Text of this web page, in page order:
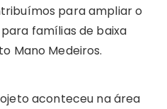
para ampliar o
famílias de baixa
Mano Medeiros.
aconteceu na área